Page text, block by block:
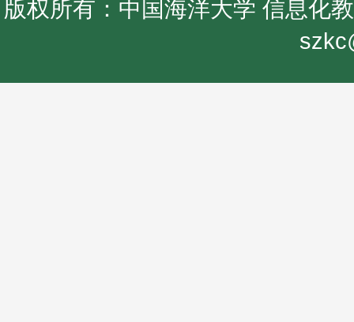
版权所有：中国海洋大学 信息化